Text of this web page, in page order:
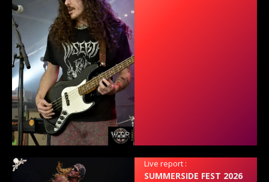
Live report :
SUMMERSIDE FEST 2026